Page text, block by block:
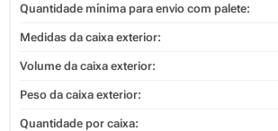
Quantidade mínima para envio com palete:
Medidas da caixa exterior:
Volume da caixa exterior:
Peso da caixa exterior:
Quantidade por caixa: